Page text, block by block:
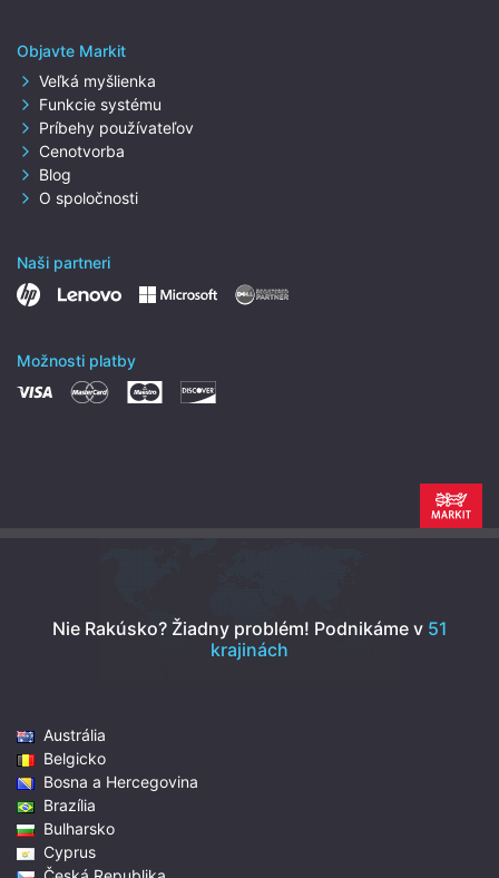
Objavte Markit
Veľká myšlienka
Funkcie systému
Príbehy používateľov
Cenotvorba
Blog
O spoločnosti
Naši partneri
Možnosti platby
Nie Rakúsko? Žiadny problém! Podnikáme v 51
krajinách
Austrália
Belgicko
Bosna a Hercegovina
Brazília
Bulharsko
Cyprus